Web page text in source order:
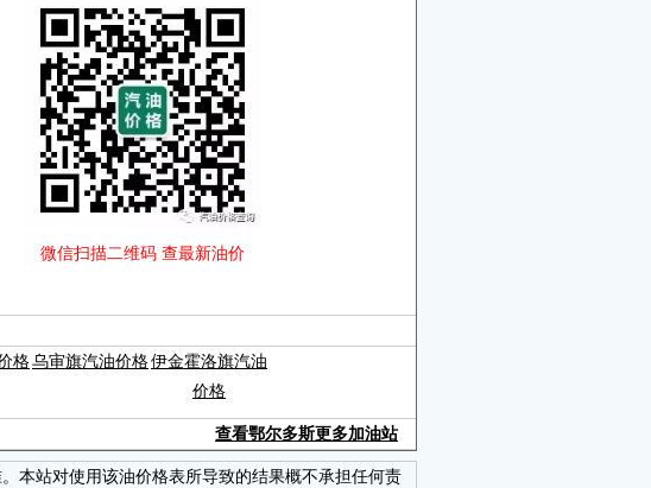
微信扫描二维码 查最新油价
格乌审旗汽油价格伊金霍洛旗汽油
价格
查看鄂尔多斯更多加油站
本站对使用该油价格表所导致的结果概不承担任何责